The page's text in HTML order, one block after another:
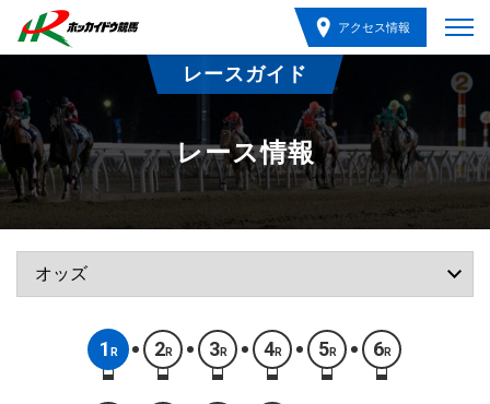
アクセス情報
レースガイド
レース情報
1 R 2R 3R 4R 5R 6R